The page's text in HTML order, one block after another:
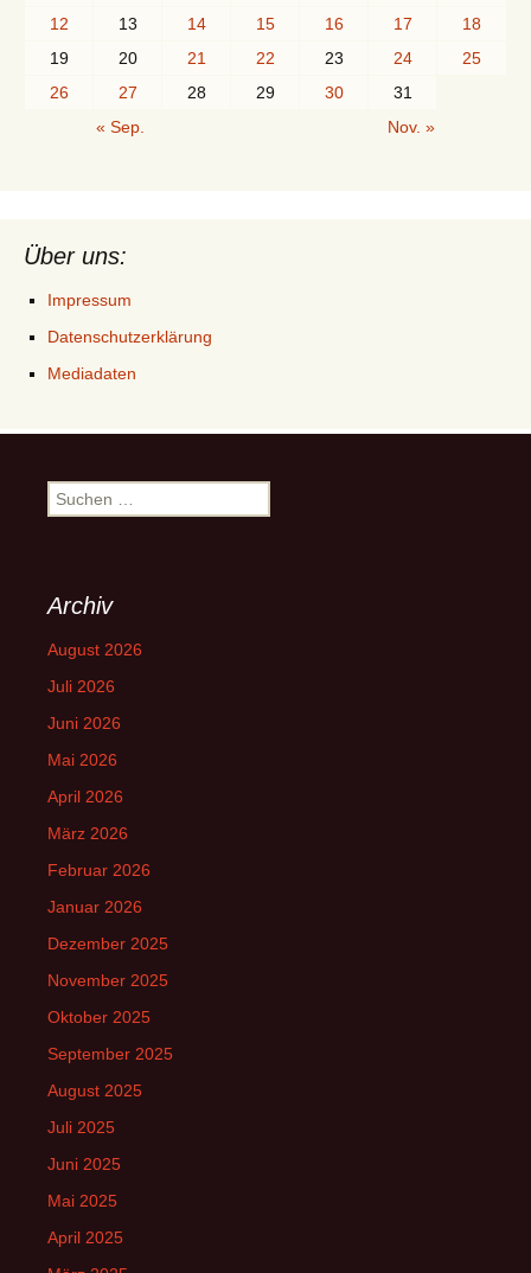
12
13 14 15 16 17
18
19
20 21 22 23 24
25
26
27 28 29 30
31
« Sep.
Nov. »
Über uns:
Impressum
Datenschutzerklärung
Mediadaten
Suchen
nach:
Archiv
August 2026
Juli 2026
Juni 2026
Mai 2026
April 2026
März 2026
Februar 2026
Januar 2026
Dezember 2025
November 2025
Oktober 2025
September 2025
August 2025
Juli 2025
Juni 2025
Mai 2025
April 2025